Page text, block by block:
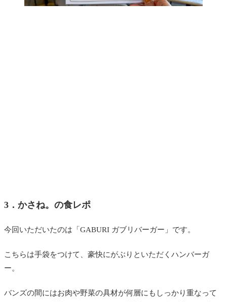
3．かさね。の食レポ
今回いただいたのは「GABURI ガブリバーガー」です。
こちらは手袋をつけて、豪快にがぶりといただくハンバーガ
ー。
バンズの間にはお肉や野菜の具材が何層にもしっかり重なって